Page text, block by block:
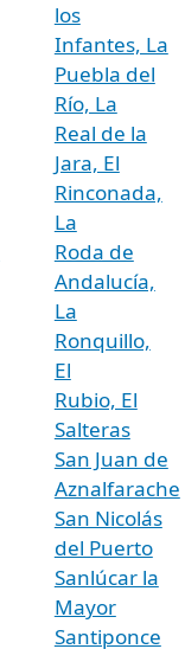
los
Infantes, La
Puebla del
Río, La
Real de la
Jara, El
Rinconada,
La
Roda de
Andalucía,
La
Ronquillo,
El
Rubio, El
Salteras
San Juan de
Aznalfarache
San Nicolás
del Puerto
Sanlúcar la
Mayor
Santiponce